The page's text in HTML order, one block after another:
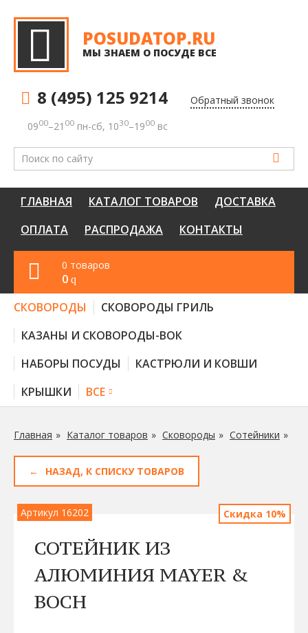
POSUDATOP.RU
МЫ ЗНАЕМ О ПОСУДЕ ВСЕ
8 (495) 125 9214
Обратный звонок
0900–21 00 пн-сб, 1030–1900 вс
ГЛАВНАЯ КАТАЛОГ ТОВАРОВ
ДОСТАВКА
ОПЛАТА
РАСПРОДАЖА КОНТАКТЫ
0 товаров
0 q
СКОВОРОДЫ
СКОВОРОДЫ ГРИЛЬ
КАЗАНЫ И СКОВОРОДЫ-ВОК
НАБОРЫ ПОСУДЫ
КАСТРЮЛИ И КОВШИ
КРЫШКИ
ВСЕ
Главная Каталог товаров Сковороды Сотейники
НАЗАД, К СПИСКУ ТОВАРОВ
Артикул 16202 Скидка 10%
СОТЕЙНИК ИЗ
АЛЮМИНИЯ MAYER &
BOCH